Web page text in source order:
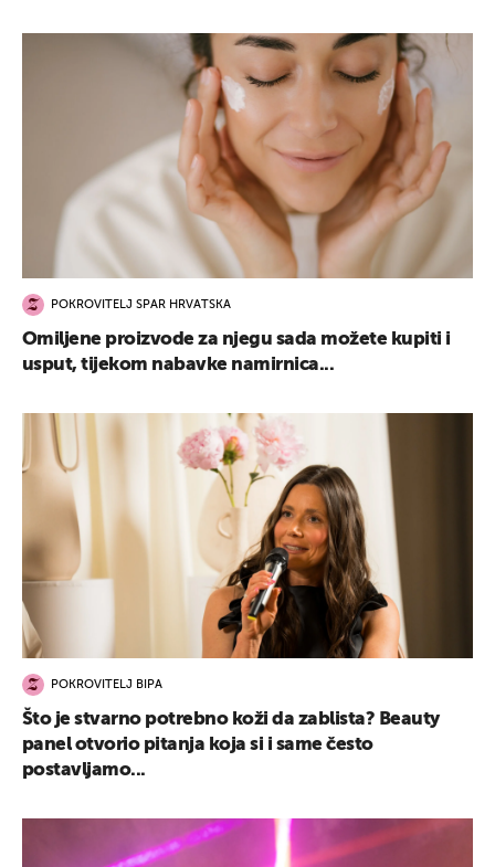
POKROVITELJ SPAR HRVATSKA
Omiljene proizvode za njegu sada možete kupiti i
usput, tijekom nabavke namirnica...
POKROVITELJ BIPA
Što je stvarno potrebno koži da zablista? Beauty
panel otvorio pitanja koja si i same često
postavljamo...